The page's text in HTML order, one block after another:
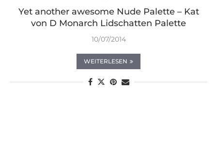
Yet another awesome Nude Palette – Kat
von D Monarch Lidschatten Palette
10/07/2014
WEITERLESEN